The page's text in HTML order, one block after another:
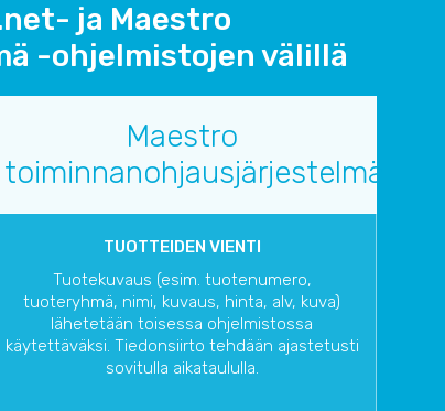
ja Maestro
-ohjelmistojen välillä
Maestro
toiminnanohjausjärjestelmä
TUOTTEIDEN VIENTI
Tuotekuvaus (esim. tuotenumero,
tuoteryhmä, nimi, kuvaus, hinta, alv, kuva)
lähetetään toisessa ohjelmistossa
käytettäväksi. Tiedonsiirto tehdään ajastetusti
sovitulla aikataululla.